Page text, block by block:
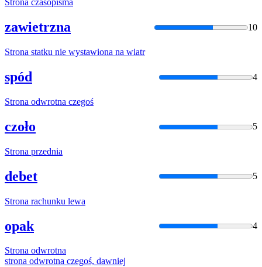
Strona czasopisma
zawietrzna 10
Strona statku nie wystawiona na wiatr
spód 4
Strona odwrotna czegoś
czoło 5
Strona przednia
debet 5
Strona rachunku lewa
opak 4
Strona odwrotna
strona odwrotna czegoś, dawniej